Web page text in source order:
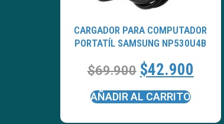
CARGADOR PARA COMPUTADOR
PORTATÍL SAMSUNG NP530U4B
$69.900 $42.900
AÑADIR AL CARRITO